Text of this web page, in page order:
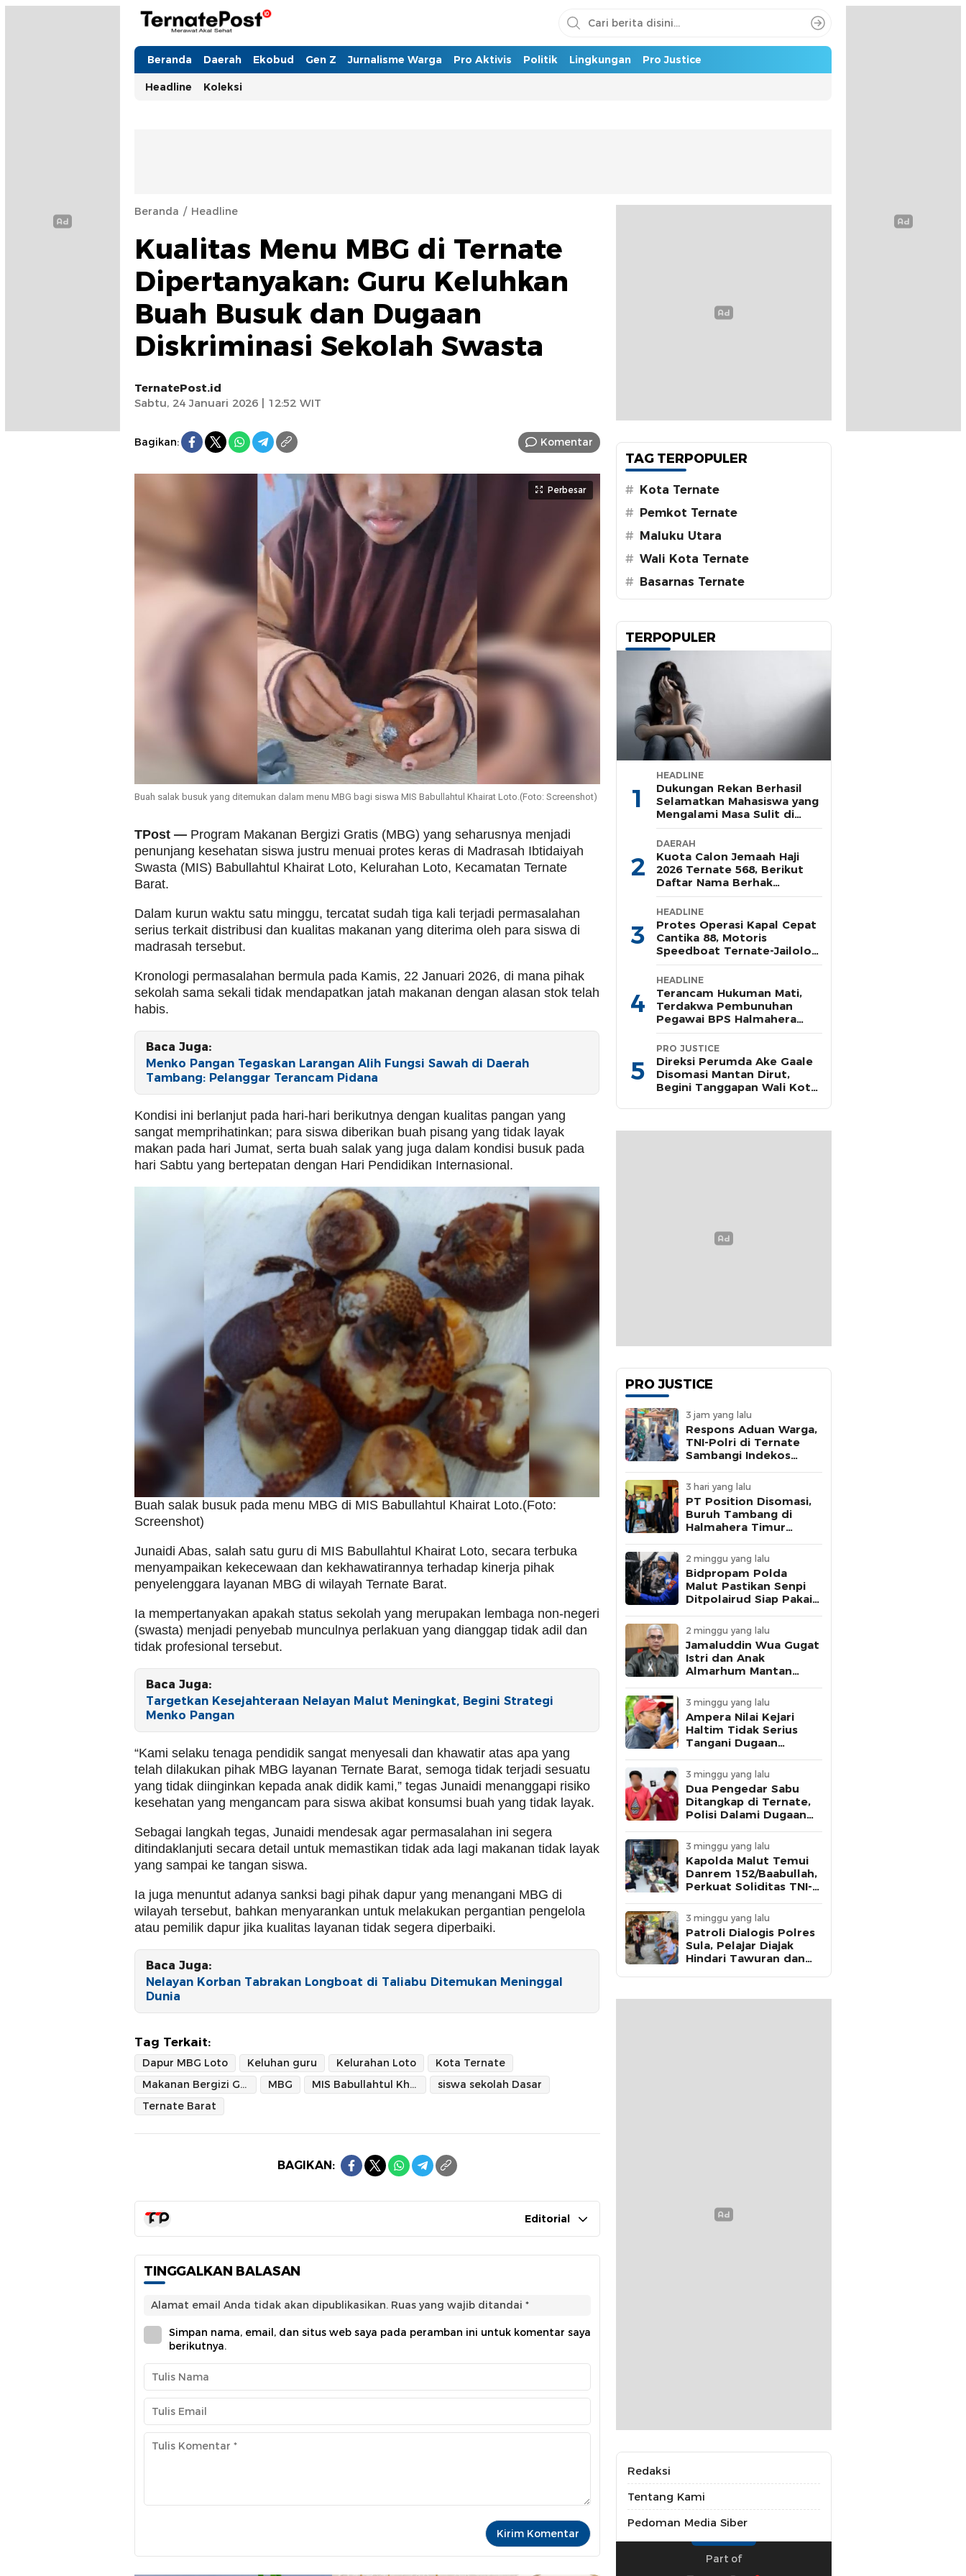
TernatePost.id
merawat akal sehat
Beranda Daerah Ekobud Gen Z Jurnalisme Warga Pro Aktivis Politik Lingkungan Pro Justice
Headline Koleksi
Beranda Headline
Kualitas Menu MBG di Ternate
Dipertanyakan: Guru Keluhkan
Buah Busuk dan Dugaan
Diskriminasi Sekolah Swasta
TernatePost.id
Sabtu, 24 Januari 2026 | 12:52 WIT
Bagikan: Komentar
Perbesar
Buah salak busuk yang ditemukan dalam menu MBG bagi siswa MIS Babullahtul Khairat Loto.(Foto: Screenshot)
TPost — Program Makanan Bergizi Gratis (MBG) yang seharusnya menjadi
penunjang kesehatan siswa justru menuai protes keras di Madrasah Ibtidaiyah
Swasta (MIS) Babullahtul Khairat Loto, Kelurahan Loto, Kecamatan Ternate
Barat.
Dalam kurun waktu satu minggu, tercatat sudah tiga kali terjadi permasalahan
serius terkait distribusi dan kualitas makanan yang diterima oleh para siswa di
madrasah tersebut.
Kronologi permasalahan bermula pada Kamis, 22 Januari 2026, di mana pihak
sekolah sama sekali tidak mendapatkan jatah makanan dengan alasan stok telah
habis.
Baca Juga:
Menko Pangan Tegaskan Larangan Alih Fungsi Sawah di Daerah
Tambang: Pelanggar Terancam Pidana
Kondisi ini berlanjut pada hari-hari berikutnya dengan kualitas pangan yang
sangat memprihatinkan; para siswa diberikan buah pisang yang tidak layak
makan pada hari Jumat, serta buah salak yang juga dalam kondisi busuk pada
hari Sabtu yang bertepatan dengan Hari Pendidikan Internasional.
Buah salak busuk pada menu MBG di MIS Babullahtul Khairat Loto.(Foto:
Screenshot)
Junaidi Abas, salah satu guru di MIS Babullahtul Khairat Loto, secara terbuka
menyampaikan kekecewaan dan kekhawatirannya terhadap kinerja pihak
penyelenggara layanan MBG di wilayah Ternate Barat.
Ia mempertanyakan apakah status sekolah yang merupakan lembaga non-negeri
(swasta) menjadi penyebab munculnya perlakuan yang dianggap tidak adil dan
tidak profesional tersebut.
Baca Juga:
Targetkan Kesejahteraan Nelayan Malut Meningkat, Begini Strategi
Menko Pangan
“Kami selaku tenaga pendidik sangat menyesali dan khawatir atas apa yang
telah dilakukan pihak MBG layanan Ternate Barat, semoga tidak terjadi sesuatu
yang tidak diinginkan kepada anak didik kami,” tegas Junaidi menanggapi risiko
kesehatan yang mengancam para siswa akibat konsumsi buah yang tidak layak.
Sebagai langkah tegas, Junaidi mendesak agar permasalahan ini segera
ditindaklanjuti secara detail untuk memastikan tidak ada lagi makanan tidak layak
yang sampai ke tangan siswa.
Ia juga menuntut adanya sanksi bagi pihak dapur yang menangani MBG di
wilayah tersebut, bahkan menyarankan untuk melakukan pergantian pengelola
atau pemilik dapur jika kualitas layanan tidak segera diperbaiki.
Baca Juga:
Nelayan Korban Tabrakan Longboat di Taliabu Ditemukan Meninggal
Dunia
Tag Terkait:
Dapur MBG Loto Keluhan guru Kelurahan Loto
Kota Ternate
Makanan Bergizi Gratis
MBG MIS Babullahtul Khairat Loto
siswa sekolah Dasar
Ternate Barat
BAGIKAN:
Editorial
TINGGALKAN BALASAN
Alamat email Anda tidak akan dipublikasikan. Ruas yang wajib ditandai *
Simpan nama, email, dan situs web saya pada peramban ini untuk komentar saya
berikutnya.
TAG TERPOPULER
# Kota Ternate
# Pemkot Ternate
# Maluku Utara
# Wali Kota Ternate
# Basarnas Ternate
TERPOPULER
1
HEADLINE
Dukungan Rekan Berhasil
Selamatkan Mahasiswa yang
Mengalami Masa Sulit di
Rusunawa Unkhair
2
DAERAH
Kuota Calon Jemaah Haji
2026 Ternate 568, Berikut
Daftar Nama Berhak
Pelunasan Tahap Satu
3
HEADLINE
Protes Operasi Kapal Cepat
Cantika 88, Motoris
Speedboat Ternate-Jailolo
Siap Aksi di Tengah Laut
4
HEADLINE
Terancam Hukuman Mati,
Terdakwa Pembunuhan
Pegawai BPS Halmahera
Timur Terima Dakwaan JPU
5
PRO JUSTICE
Direksi Perumda Ake Gaale
Disomasi Mantan Dirut,
Begini Tanggapan Wali Kota
PRO JUSTICE
3 jam yang lalu
Respons Aduan Warga,
TNI-Polri di Ternate
Sambangi Indekos
3 hari yang lalu
PT Position Disomasi,
Buruh Tambang di
Halmahera Timur
Tanpa BPJS
2 minggu yang lalu
Bidpropam Polda
Malut Pastikan Senpi
Ditpolairud Siap Pakai
2 minggu yang lalu
Jamaluddin Wua Gugat
Istri dan Anak
Almarhum Mantan
Tuntut Pelunasan
Utang Rp1 Miliar
3 minggu yang lalu
Ampera Nilai Kejari
Haltim Tidak Serius
Tangani Dugaan
Aksi Besar
3 minggu yang lalu
Dua Pengedar Sabu
Ditangkap di Ternate,
Polisi Dalami Dugaan
Binaan Lapas
3 minggu yang lalu
Kapolda Malut Temui
Danrem 152/Baabullah,
Perkuat Soliditas TNI-
Daerah
3 minggu yang lalu
Patroli Dialogis Polres
Sula, Pelajar Diajak
Hindari Tawuran dan
Redaksi
Tentang Kami
Pedoman Media Siber
Part of